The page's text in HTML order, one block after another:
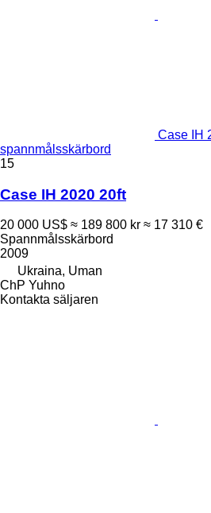
Case IH
spannmålsskärbord
15
Case IH 2020 20ft
20 000 US$ ≈ 189 800 kr ≈ 17 310 €
Spannmålsskärbord
2009
Ukraina, Uman
ChP Yuhno
Kontakta säljaren